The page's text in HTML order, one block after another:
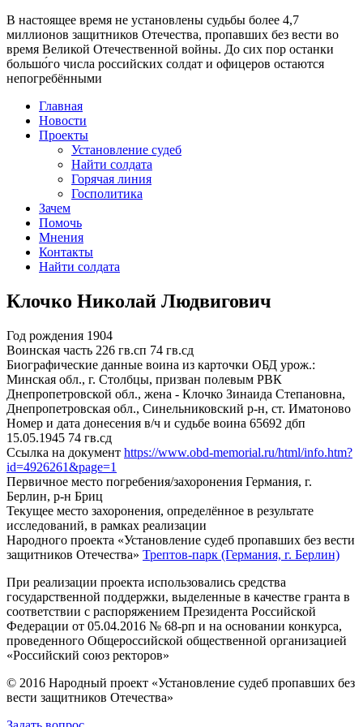
В настоящее время не установлены судьбы более 4,7
миллионов защитников Отечества, пропавших без вести во
время Великой Отечественной войны. До сих пор останки
большо́го числа российских солдат и офицеров остаются
непогребёнными
Главная
Новости
Проекты
Установление судеб
Найти солдата
Горячая линия
Госполитика
Зачем
Помочь
Мнения
Контакты
Найти солдата
Клочко Николай Людвигович
Год рождения 1904
Воинская часть 226 гв.сп 74 гв.сд
Биографические данные воина из карточки ОБД урож.:
Минская обл., г. Столбцы, призван полевым РВК
Днепропетровской обл., жена - Клочко Зинаида Степановна,
Днепропетровская обл., Синельниковский р-н, ст. Иматоново
Номер и дата донесения в/ч и судьбе воина 65692 дбп
15.05.1945 74 гв.сд
Ссылка на документ https://www.obd-memorial.ru/html/info.htm?
id=4926261&page=1
Первичное место погребения/захоронения Германия, г.
Берлин, р-н Бриц
Текущее место захоронения, определённое в результате
исследований, в рамках реализации
Народного проекта «Установление судеб пропавших без вести
защитников Отечества» Трептов-парк (Германия, г. Берлин)
При реализации проекта использовались средства
государственной поддержки, выделенные в качестве гранта в
соответствии с распоряжением Президента Российской
Федерации от 05.04.2016 № 68-рп и на основании конкурса,
проведенного Общероссийской общественной организацией
«Российский союз ректоров»
© 2016 Народный проект «Установление судеб пропавших без
вести защитников Отечества»